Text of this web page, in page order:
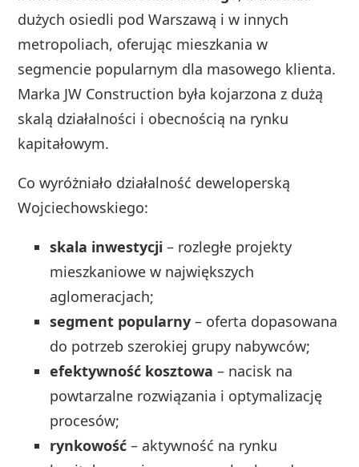
dużych osiedli pod Warszawą i w innych
metropoliach, oferując mieszkania w
segmencie popularnym dla masowego klienta.
Marka JW Construction była kojarzona z dużą
skalą działalności i obecnością na rynku
kapitałowym.
Co wyróżniało działalność deweloperską
Wojciechowskiego:
skala inwestycji – rozległe projekty
mieszkaniowe w największych
aglomeracjach;
segment popularny – oferta dopasowana
do potrzeb szerokiej grupy nabywców;
efektywność kosztowa – nacisk na
powtarzalne rozwiązania i optymalizację
procesów;
rynkowość – aktywność na rynku